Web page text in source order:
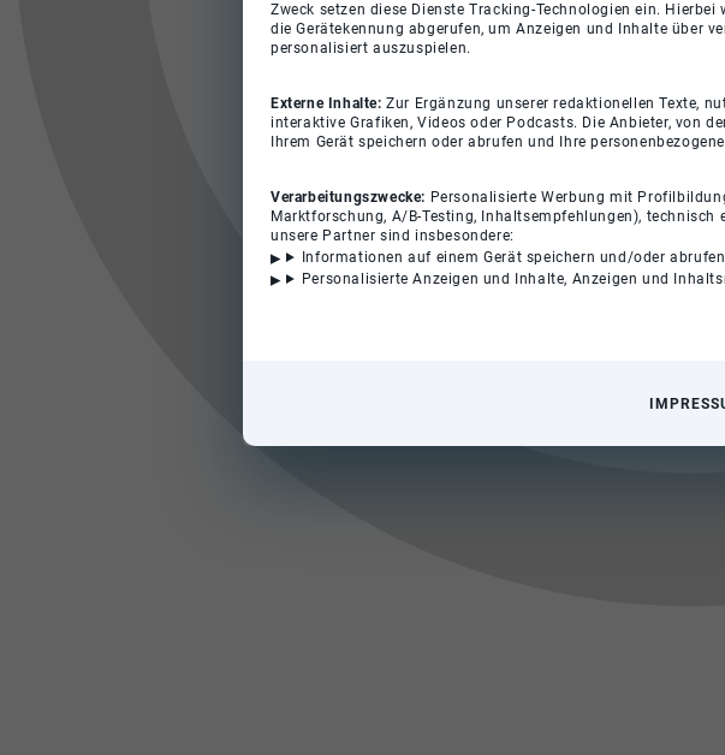
Zweck setzen diese Dienste Tracking-Technologien ein.
die Gerätekennung abgerufen, um Anzeigen und Inhalte über
personalisiert auszuspielen.
Externe Inhalte:Zur Ergänzung unserer redaktionellen Texte,
interaktive Grafiken, Videos oder Podcasts. Die Anbieter, von
Ihrem Gerät speichern oder abrufen und Ihre
Verarbeitungszwecke: Personalisierte Werbung mit
Marktforschung, A/B-Testing, Inhaltsempfehlungen),
unsere Partner sind insbesondere:
Informationen auf einem Gerät speichern und/oder abrufen
Personalisierte Anzeigen und Inhalte, Anzeigen und